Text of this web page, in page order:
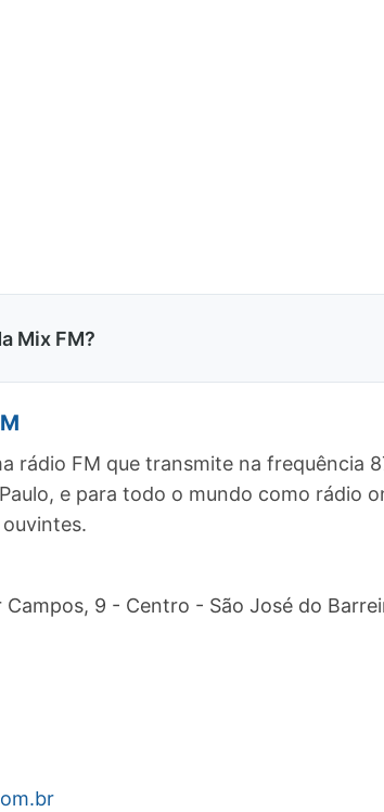
Mix FM?
rádio FM que transmite na frequência
e para todo o mundo como rádio
Campos, 9 - Centro - São José do